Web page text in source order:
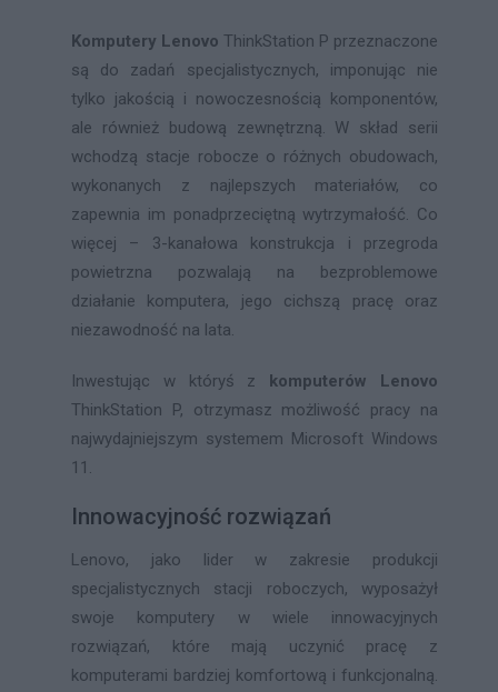
Komputery Lenovo ThinkStation P przeznaczone
są do zadań specjalistycznych, imponując nie
tylko jakością i nowoczesnością komponentów,
ale również budową zewnętrzną. W skład serii
wchodzą stacje robocze o różnych obudowach,
wykonanych z najlepszych materiałów, co
zapewnia im ponadprzeciętną wytrzymałość. Co
więcej – 3-kanałowa konstrukcja i przegroda
powietrzna pozwalają na bezproblemowe
działanie komputera, jego cichszą pracę oraz
niezawodność na lata.
Inwestując w któryś z komputerów Lenovo
ThinkStation P, otrzymasz możliwość pracy na
najwydajniejszym systemem Microsoft Windows
11.
Innowacyjność rozwiązań
Lenovo, jako lider w zakresie produkcji
specjalistycznych stacji roboczych, wyposażył
swoje komputery w wiele innowacyjnych
rozwiązań, które mają uczynić pracę z
komputerami bardziej komfortową i funkcjonalną.